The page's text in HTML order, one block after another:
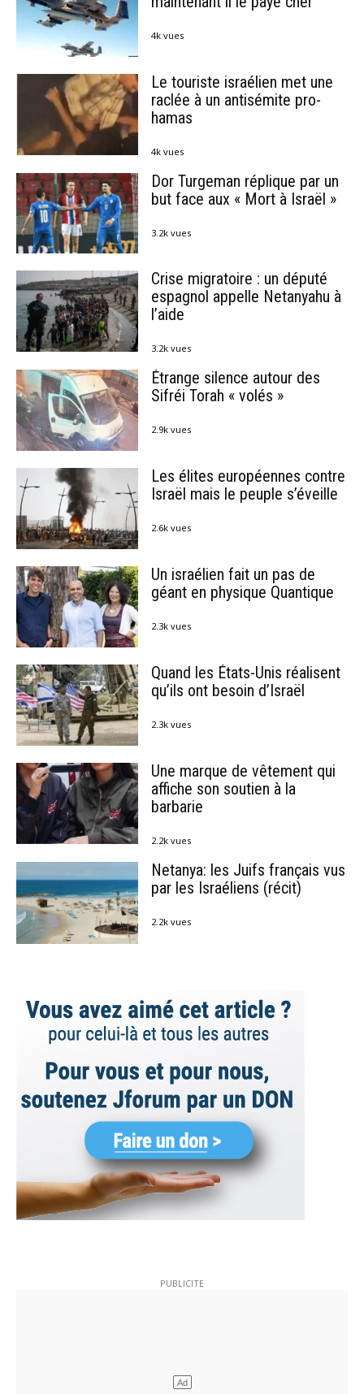
4k vues
Le touriste israélien met une
raclée à un antisémite pro-
hamas
4k vues
Dor Turgeman réplique par un
but face aux « Mort à Israël »
3.2k vues
Crise migratoire : un député
espagnol appelle Netanyahu à
l’aide
3.2k vues
Étrange silence autour des
Sifréi Torah « volés »
2.9k vues
Les élites européennes contre
Israël mais le peuple s’éveille
2.6k vues
Un israélien fait un pas de
géant en physique Quantique
2.3k vues
Quand les États-Unis réalisent
qu’ils ont besoin d’Israël
2.3k vues
Une marque de vêtement qui
affiche son soutien à la
barbarie
2.2k vues
Netanya: les Juifs français vus
par les Israéliens (récit)
2.2k vues